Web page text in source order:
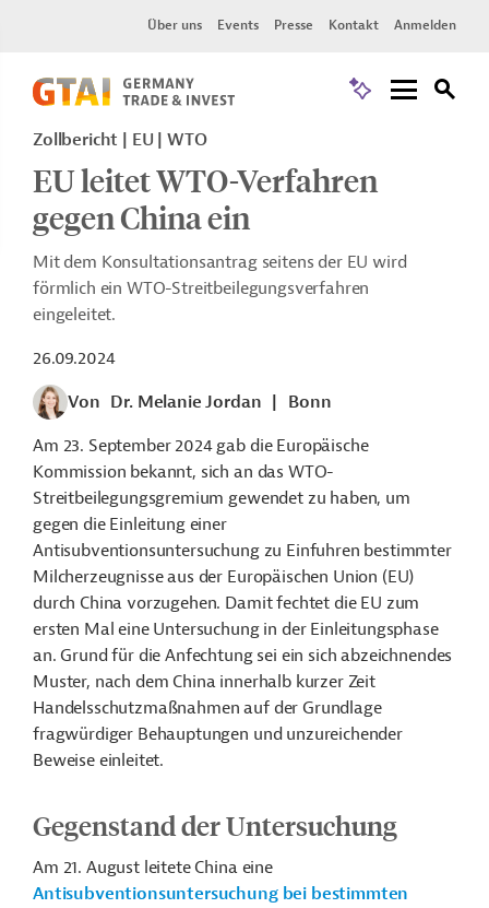
Über uns Events Presse Kontakt Anmelden
Zollbericht EU WTO
EU leitet WTO-Verfahren
gegen China ein
Mit dem Konsultationsantrag seitens der EU wird
förmlich ein WTO-Streitbeilegungsverfahren
eingeleitet.
26.09.2024
Von Dr. Melanie Jordan
Bonn
Am 23. September 2024 gab die Europäische
Kommission bekannt, sich an das WTO-
Streitbeilegungsgremium gewendet zu haben, um
gegen die Einleitung einer
Antisubventionsuntersuchung zu Einfuhren bestimmter
Milcherzeugnisse aus der Europäischen Union (EU)
durch China vorzugehen. Damit fechtet die EU zum
ersten Mal eine Untersuchung in der Einleitungsphase
an. Grund für die Anfechtung sei ein sich abzeichnendes
Muster, nach dem China innerhalb kurzer Zeit
Handelsschutzmaßnahmen auf der Grundlage
fragwürdiger Behauptungen und unzureichender
Beweiseeinleitet.
Gegenstand der Untersuchung
Am 21. August leitete China eine
Antisubventionsuntersuchung bei bestimmten